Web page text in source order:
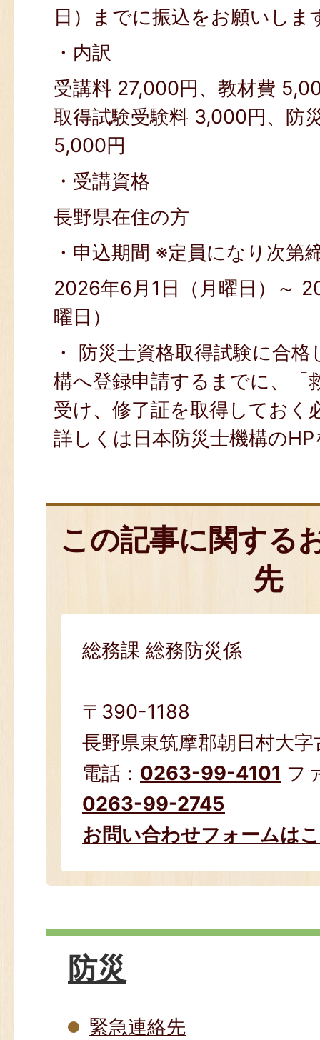
日）までに振込をお願いしま
・内訳
受講料 27,000円、教材費
取得試験受験料 3,000円、防
5,000円
・受講資格
長野県在住の方
・申込期間 ※定員になり次第
2026年6月1日（月曜日）～
曜日）
・ 防災士資格取得試験に合
構へ登録申請するまでに、「
受け、修了証を取得しておく
詳しくは日本防災士機構の
この記事に関する
先
総務課 総務防災係
〒390-1188
長野県東筑摩郡朝日村大
電話： 0263-99-4101 フ
0263-99-2745
お問い合わせフォームは
防災
緊急連絡先